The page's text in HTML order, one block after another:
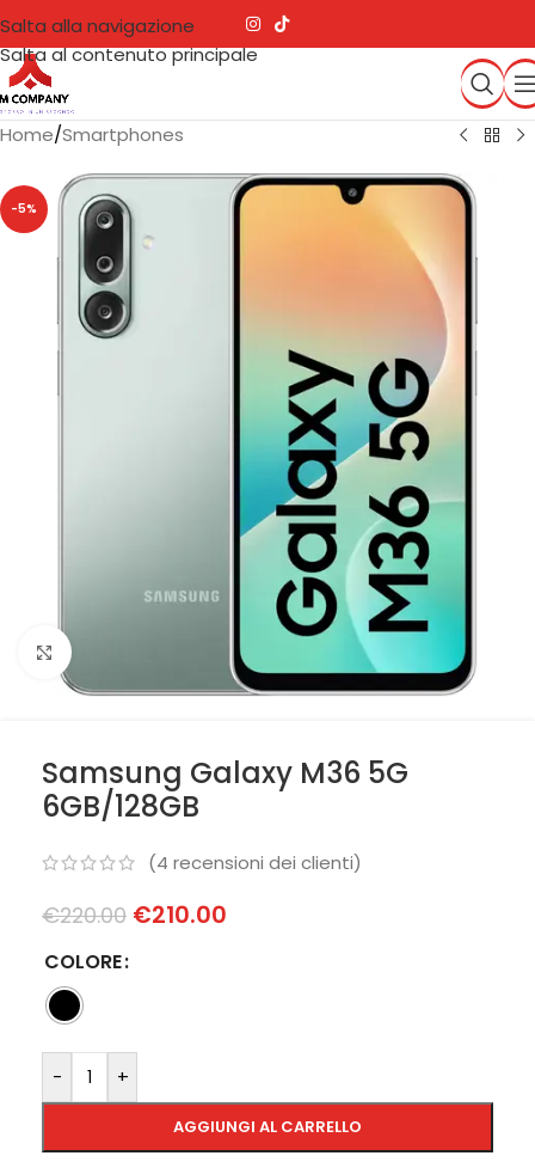
Salta alla navigazione
Salta al contenuto principale
Home/Smartphones
-5%
Clicca per ingrandire
Samsung Galaxy M36 5G
6GB/128GB
(4 recensioni dei clienti)
€220.00 €210.00
COLORE
- +
AGGIUNGI AL CARRELLO